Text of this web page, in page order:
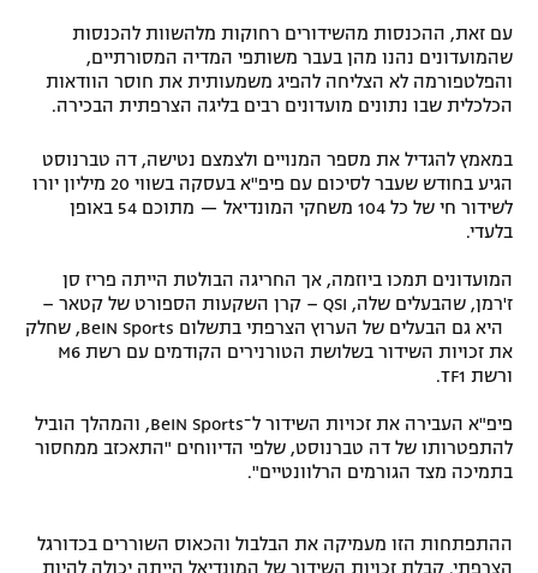
מדיניות פרטיות
תקנון פעילות ספורט 1
רשיון להקרנה פומבית לבית עסק
הצטרפות לחבילת הערוצים
לוח דרושים – ג'ובנט
גיימינג E-Sports
עם זאת, ההכנסות מהשידורים רחוקות מלהשוות להכנסות
שהמועדונים נהנו מהן בעבר משותפי המדיה המסורתיים,
והפלטפורמה לא הצליחה להפיג משמעותית את חוסר הוודאות
הכלכלית שבו נתונים מועדונים רבים בליגה הצרפתית הבכירה.
במאמץ להגדיל את מספר המנויים ולצמצם נטישה, דה טברנוסט
הגיע בחודש שעבר לסיכום עם פיפ"א בעסקה בשווי 20 מיליון יורו
לשידור חי של כל 104 משחקי המונדיאל — מתוכם 54 באופן
בלעדי.
המועדונים תמכו ביוזמה, אך החריגה הבולטת הייתה פריז סן
ז'רמן, שהבעלים שלה, QSI – קרן השקעות הספורט של קטאר –
היא גם הבעלים של הערוץ הצרפתי בתשלום BeIN Sports, שחלק
את זכויות השידור בשלושת הטורנירים הקודמים עם רשת M6
ורשת TF1.
פיפ"א העבירה את זכויות השידור ל־BeIN Sports, והמהלך הוביל
להתפטרותו של דה טברנוסט, שלפי הדיווחים "התאכזב ממחסור
בתמיכה מצד הגורמים הרלוונטיים".
ההתפתחות הזו מעמיקה את הבלבול והכאוס השוררים בכדורגל
הצרפתי. קבלת זכויות השידור של המונדיאל הייתה יכולה להיות